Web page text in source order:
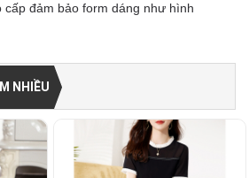
cấp đảm bảo form dáng như hình
NHIỀU